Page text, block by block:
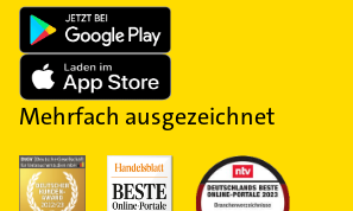
Mehrfach ausgezeichnet